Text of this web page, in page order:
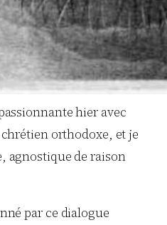
hier avec
orthodoxe, et je
agnostique de raison
par ce dialogue